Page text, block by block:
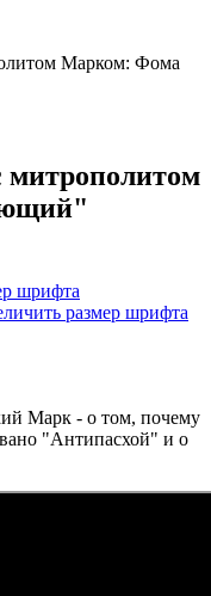
Марком: Фома
шрифта
размер шрифта
Марк - о том, почему
"Антипасхой" и о